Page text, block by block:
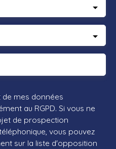
mes données
au RGPD. Si vous ne
de prospection
vous pouvez
sur la liste d'opposition